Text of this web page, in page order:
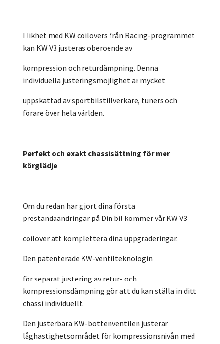
I likhet med KW coilovers från Racing-programmet
kan KW V3 justeras oberoende av
kompression och returdämpning. Denna
individuella justeringsmöjlighet är mycket
uppskattad av sportbilstillverkare, tuners och
förare över hela världen.
Perfekt och exakt chassisättning för mer
körglädje
Om du redan har gjort dina första
prestandaändringar på Din bil kommer vår KW V3
coilover att komplettera dina uppgraderingar.
Den patenterade KW-ventilteknologin
för separat justering av retur- och
kompressionsdämpning gör att du kan ställa in ditt
chassi individuellt.
Den justerbara KW-bottenventilen justerar
låghastighetsområdet för kompressionsnivån med